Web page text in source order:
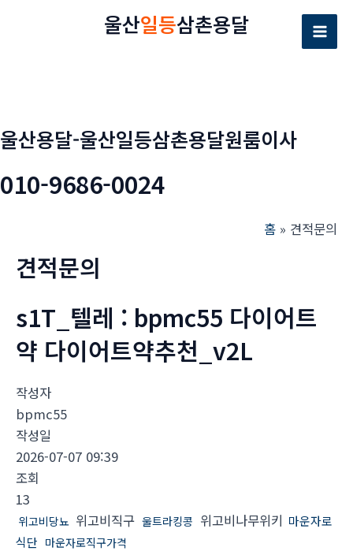
뛰
울산일등삼촌용달
Main
울산용달-울산일등삼촌용달원룸이사
010-9686-0024
홈 견적문의
견적문의
s1T_텔레 : bpmc55 다이어트
약 다이어트약추천_v2L
작성자
bpmc55
작성일
2026-07-07 09:39
조회
13
위고비당뇨 위고비직구 울트라킹콩 위고비나무위키 마운자로
식단 마운자로직구가격